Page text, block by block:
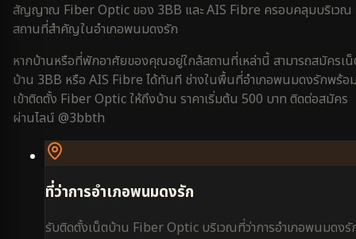
สัญญาณ Fiber Optic ของ 3BB และ AIS Fibre ครอบคลุมบริเวณ
สถานที่สำคัญในอำเภอพนมดงรัก
หากบ้านหรือที่พักอาศัยของคุณอยู่ใกล้สถานที่เหล่านี้ สามารถสมัครเ
บ้าน 3BB หรือ AIS Fibre ได้ทันที ช่างในพื้นที่อำเภอพนมดงรักพร้อ
เข้าติดตั้ง Fiber Optic ให้ถึงบ้าน ราคาเริ่มต้น 500 บาท ติดต่อสมัคร
ผ่านไลน์ @3bbth
ที่ว่าการอำเภอพนมดงรัก
รับติดตั้งเน็ตบ้าน Fiber Optic บริเวณที่ว่าการอำเภอพนมดงรั